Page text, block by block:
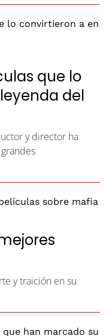
que lo
del
y director ha
y traición en su